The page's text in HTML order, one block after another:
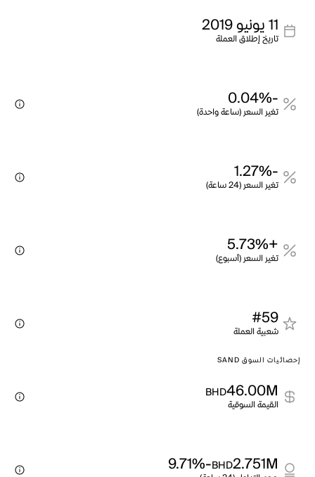
11 يونيو 2019
تاريخ إطلاق العملة
-0.04%
تغير السعر (ساعة واحدة)
-1.27%
تغير السعر (24 ساعة)
+5.73%
تغير السعر (أسبوع)
#59
شعبية العملة
إحصائيات السوق SAND
46.00M
BHD
القيمة السوقية
2.751M
BHD
-9.71%